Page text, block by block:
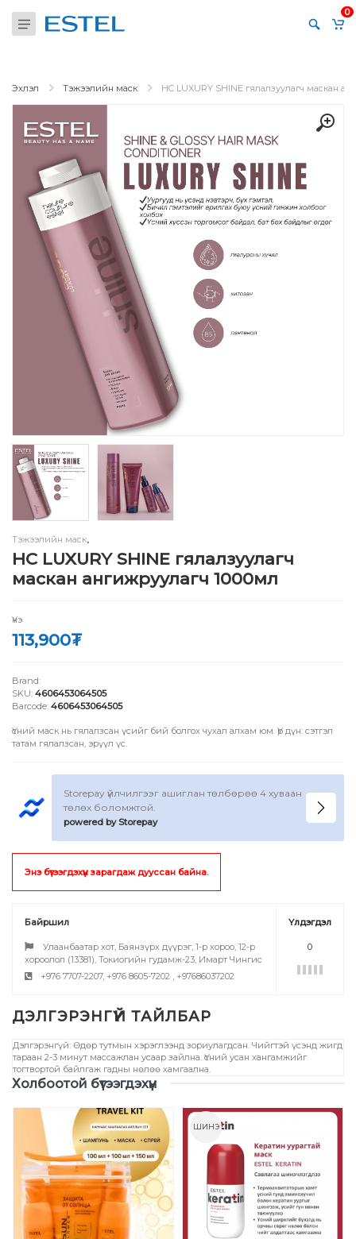
0
Эхлэл Тэжээлийн маск HC LUXURY SHINE гялалзуулагч маскан
Тэжээлийн маск,
HC LUXURY SHINE гялалзуулагч
маскан ангижруулагч 1000мл
Үнэ
113,900₮
Brand:
SKU: 4606453064505
Barcode: 4606453064505
Үсний маск нь гялалзсан үсийг бий болгох чухал алхам юм. Үр дүн: сэтгэл
татам гялалзсан, эрүүл үс.
Storepay үйлчилгээг ашиглан төлбөрөө 4 хуваан
төлөх боломжтой.
powered by Storepay
Энэ бүтээгдэхүүн зарагдаж дууссан байна.
Байршил
Улаанбаатар хот, Баянзүрх дүүрэг, 1-р хороо, 12-р
хороолол (13381), Токиогийн гудамж-23, Имарт Чингис
+976 7707-2207, +976 8605-7202 , +97686037202
Үлдэгдэл
0
Дэлгэрэнгүй: Өдөр тутмын хэрэглээнд зориулагдсан. Чийгтэй үсэнд жигд
тараан 2-3 минут массажлан усаар зайлна. Үсний усан хангамжийг
тогтвортой байлгаж гадны нөлөө хамгаална.
Үзүүлэлтүүд
Холбоотой бүтээгдэхүүн
ШИНЭ